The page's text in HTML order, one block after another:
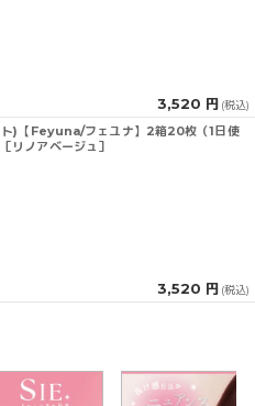
3,520 円 (税込)
ト)【Feyuna/フェユナ】2箱20枚（1日使
リノアベージュ］
3,520 円 (税込)